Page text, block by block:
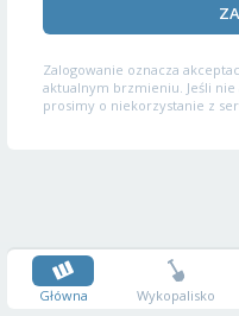
Zalogowanie oznacza
aktualnym brzmieniu. Jeśli nie
prosimy o niekorzystanie z
Główna Wykopalisko